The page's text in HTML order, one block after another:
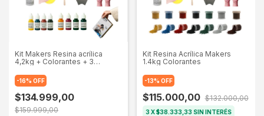
Kit Makers Resina acrílica
4,2kg + Colorantes + 3
Herramientas
-16% OFF
$134.999,00
$159.999,00
Kit Resina Acrílica Makers
1.4kg Colorantes
-13% OFF
$115.000,00 $132.000,00
3 X$38.333,33 SIN INTERÉS